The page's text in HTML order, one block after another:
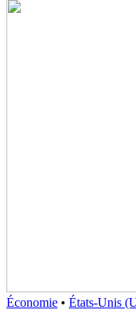
Économie • États-Unis